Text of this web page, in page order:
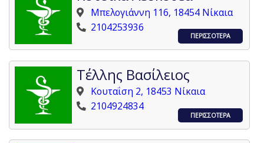
Μπελογιάννη 116, 18454 Νίκαια
2104253936
ΠΕΡΙΣΣΟΤΕΡΑ
Τέλλης Βασίλειος
Κουταΐση 2, 18453 Νίκαια
2104924834
ΠΕΡΙΣΣΟΤΕΡΑ